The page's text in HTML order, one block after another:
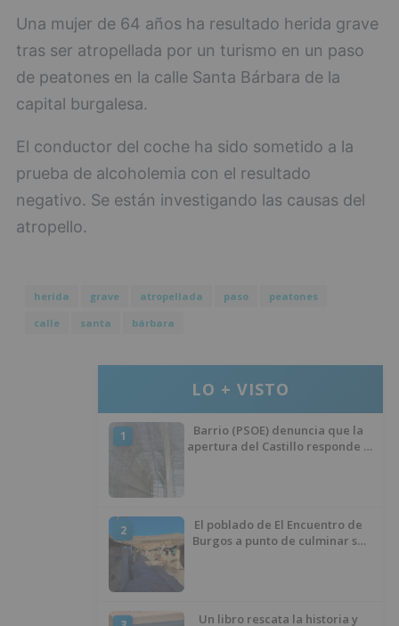
Una mujer de 64 años ha resultado herida grave
tras ser atropellada por un turismo en un paso
de peatones en la calle Santa Bárbara de la
capital burgalesa.
El conductor del coche ha sido sometido a la
prueba de alcoholemia con el resultado
negativo. Se están investigando las causas del
atropello.
herida grave atropellada paso
peatones
calle
santa bárbara
LO + VISTO
1
Barrio (PSOE) denuncia que la
apertura del Castillo responde a
2
El poblado de El Encuentro de
Burgos a punto de culminar su
Un libro rescata la historia y